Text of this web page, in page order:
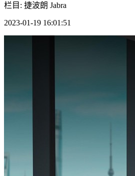
栏目: 捷波朗 Jabra
2023-01-19 16:01:51